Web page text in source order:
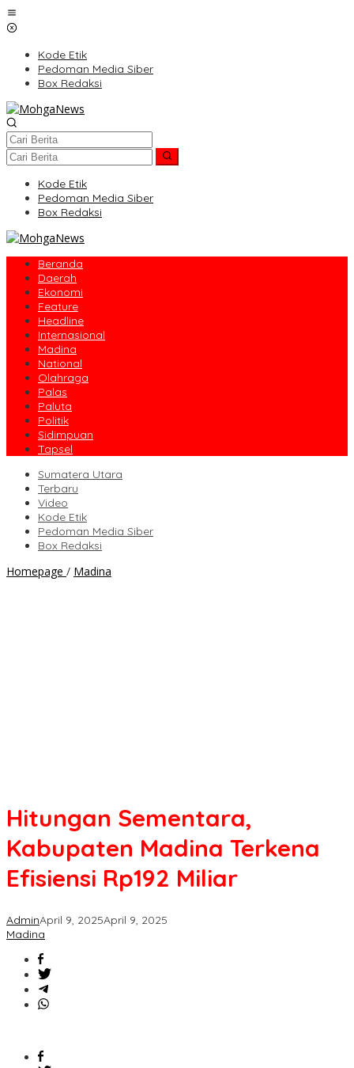
Lewati
ke
Kode Etik
Pedoman Media Siber
Box Redaksi
Kode Etik
Pedoman Media Siber
Box Redaksi
Beranda
Daerah
Ekonomi
Feature
Headline
Internasional
Madina
National
Olahraga
Palas
Paluta
Politik
Sidimpuan
Tapsel
Sumatera Utara
Terbaru
Video
Kode Etik
Pedoman Media Siber
Box Redaksi
Homepage / Madina
Hitungan Sementara,
Kabupaten Madina Terkena
Efisiensi Rp192 Miliar
AdminApril 9, 2025April 9, 2025
Madina